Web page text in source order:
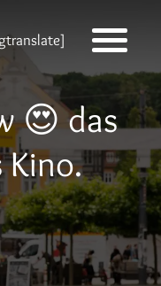
😍 das